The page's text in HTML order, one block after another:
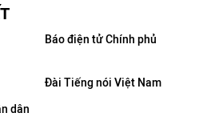
Báo điện tử Chính phủ
Đài Tiếng nói Việt Nam
dân